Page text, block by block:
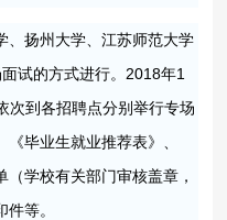
、扬州大学、江苏师范大学
试的方式进行。2018年1
次到各招聘点分别举行专场
毕业生就业推荐表》、
（学校有关部门审核盖章，
等。